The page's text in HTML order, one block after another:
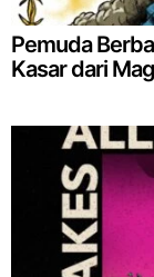
Pemuda
Kasar dari